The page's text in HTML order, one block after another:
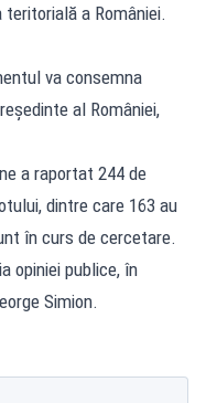
a României.
va consemna
al României,
a raportat 244 de
dintre care 163 au
în curs de cercetare.
opiniei publice, în
Simion.